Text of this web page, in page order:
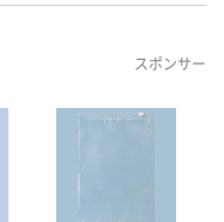
スポンサー